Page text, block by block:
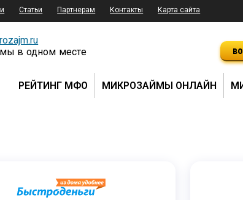
Статьи Партнерам Контакты Карта сайта
в одном месте
РЕЙТИНГ МФО МИКРОЗАЙМЫ ОНЛАЙН